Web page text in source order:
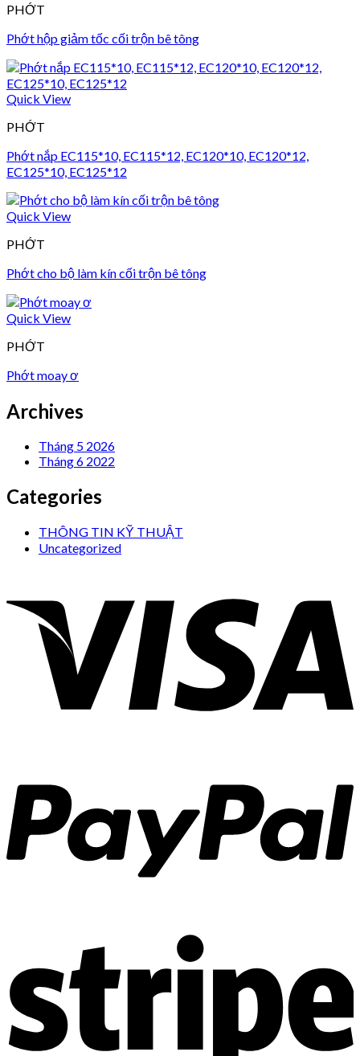
PHỚT
Phớt hộp giảm tốc cối trộn bê tông
Quick View
PHỚT
Phớt nắp EC115*10, EC115*12, EC120*10, EC120*12,
EC125*10, EC125*12
Quick View
PHỚT
Phớt cho bộ làm kín cối trộn bê tông
Quick View
PHỚT
Phớt moay ơ
Archives
Tháng 5 2026
Tháng 6 2022
Categories
THÔNG TIN KỸ THUẬT
Uncategorized